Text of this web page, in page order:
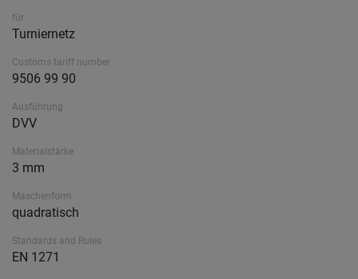
für
Turniernetz
Customs tariff number
9506 99 90
Ausführung
DVV
Materialstärke
3 mm
Maschenform
quadratisch
Standards and Rules
EN 1271